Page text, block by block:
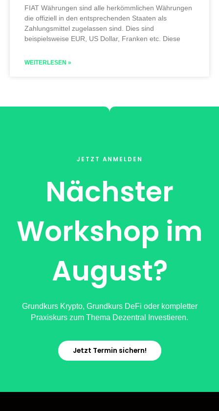
FIAT Währungen sind alle herkömmlichen Währungen
die offiziell in den entsprechenden Staaten als
Zahlungsmittel zugelassen sind. Dies sind
beispielsweise EUR, US Dollar, Franken etc. Diese
WEITERLESEN »
JETZT ANMELDEN
Nächster
Workshop im
August?
Grundkurs Krypto, Grundkurs DeFi oder kompletter
Praxiskurs zum Thema Dezentral Investieren.
Jetzt Termin sichern!